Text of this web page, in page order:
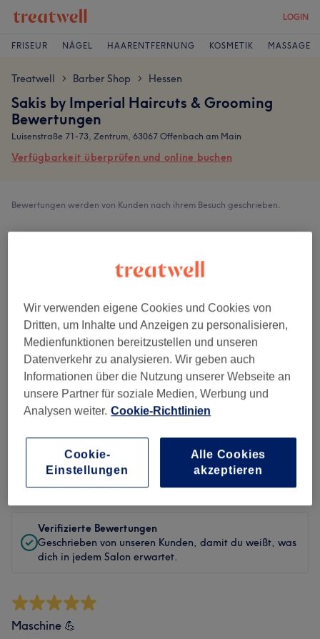
LOGIN
FRISEUR NÄGEL HAARENTFERNUNG KOSMETIK MASSAGE
Treatwell > Barber Shop > Hessen
Sakis by Imperial Haircuts & Grooming
Bewertungen
Luisenstraße 71-73, Zentrum, 63067 Offenbach am Main
Verfügbarkeit überprüfen und online buchen
Bewertungen werden von Kunden nach ihrem Besuch geschrieben.
Ambiente
Sauberkeit
Service
Bewertungen filtern
Nach Sternen filtern
Verifizierte Bewertungen
Geschrieben von unseren Kunden, damit du weißt, was
dich in jedem Salon erwartet.
Maschine 💪
Wir verwenden eigene Cookies und Cookies von
Dritten, um Inhalte und Anzeigen zu personalisieren,
Medienfunktionen bereitzustellen und unseren
Datenverkehr zu analysieren. Wir geben auch
Informationen über die Nutzung unserer Webseite an
unsere Partner für soziale Medien, Werbung und
Analysen weiter. Cookie-Richtlinien
Cookie-
Einstellungen
Alle Cookies
akzeptieren